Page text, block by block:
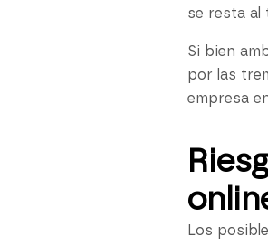
se resta al
Si bien
por las
empresa
Los